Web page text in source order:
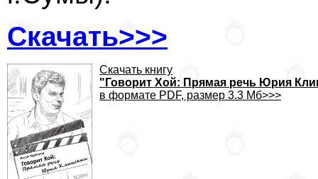
Скачать>>>
Скачать книгу
"Говорит Хой: Прямая речь Юрия
в формате PDF, размер 3.3 Мб>>>